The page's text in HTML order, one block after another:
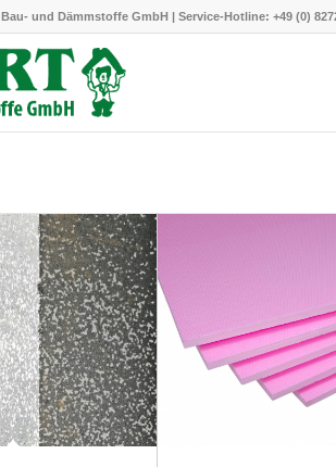
Bau- und Dämmstoffe GmbH | Service-Hotline: +49 (0)